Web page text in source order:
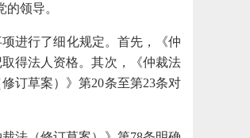
领导。
进行了细化规定。首先，《仲
得法人资格。其次，《仲裁法
订草案）》第20条至第23条对